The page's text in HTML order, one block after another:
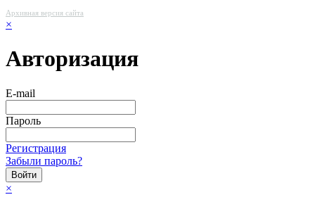
Архивная версия сайта
×
Авторизация
E-mail
Пароль
Регистрация
Забыли пароль?
×